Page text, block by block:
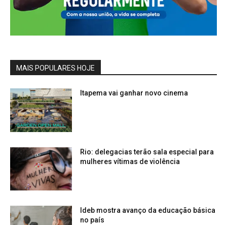
MAIS POPULARES HOJE
Itapema vai ganhar novo cinema
Rio: delegacias terão sala especial para
mulheres vítimas de violência
Ideb mostra avanço da educação básica
no país